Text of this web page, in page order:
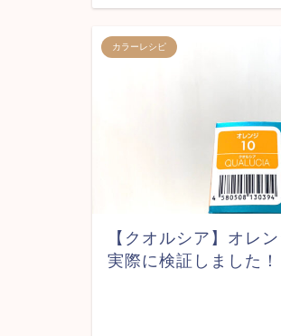
カラーレシピ
【クオルシア】オレ
実際に検証しました！